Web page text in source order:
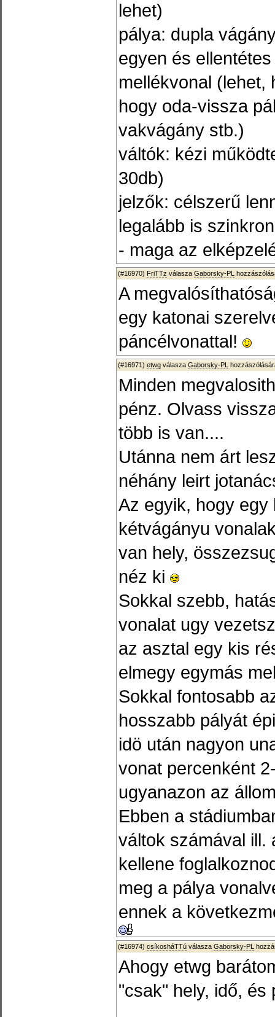
lehet)
pálya: dupla
egyen és
mellékvonal (lehet,
hogy oda-vissza
vakvágány stb.)
váltók: kézi
30db)
jelzők: célszerű
legalább is
- maga az
(#16970) FriTTz válasza Gaborsky-PL
A
egy katonai
páncélvonattal!
(#16971) etwg válasza Gaborsky-PL
Minden
pénz. Olvass
több is van....
Utánna nem árt
néhány leirt
Az egyik, hogy egy
kétvágányu
van hely,
néz ki
Sokkal szebb,
vonalat ugy
az asztal egy kis
elmegy egymás
Sokkal fontosabb
hosszabb pályát
idö után nagyon
vonat percenként
ugyanazon az
Ebben a
váltok számával ill.
kellene
meg a pálya
ennek a
(#16974) csíkosháTTú válasza Gaborsky-PL
Ahogy etwg
"csak" hely, idő, és